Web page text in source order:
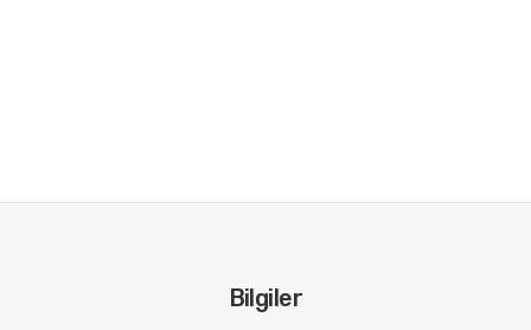
Bilgiler